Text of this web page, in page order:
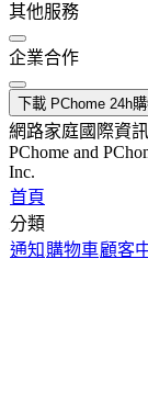
其他服務
企業合作
下載 PChome 24h
網路家庭國際資
PChome and
Inc.
首頁
分類
通知 購物車顧客